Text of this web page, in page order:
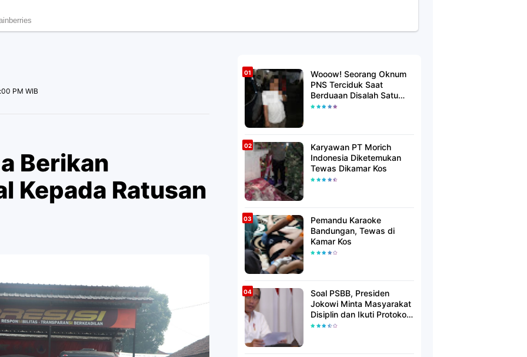
PM WIB
Berikan
Kepada Ratusan
Wooow! Seorang Oknum
PNS Terciduk Saat
Berduaan Disalah Satu
Kamar Hotel Salatiga
Karyawan PT Morich
Indonesia Diketemukan
Tewas Dikamar Kos
Pemandu Karaoke
Bandungan, Tewas di
Kamar Kos
Soal PSBB, Presiden
Jokowi Minta Masyarakat
Disiplin dan Ikuti Protokol
Kesehatan